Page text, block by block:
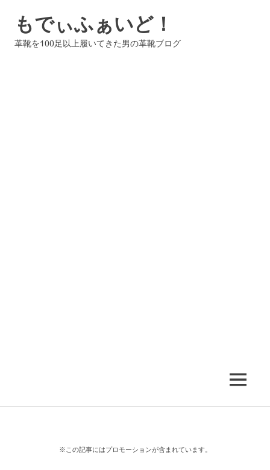
もでぃふぁいど！
革靴を100足以上履いてきた男の革靴ブログ
MENU
※この記事にはプロモーションが含まれています。